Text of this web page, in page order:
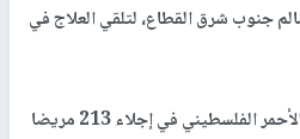
جنوب شرق القطاع، لتلقي العلاج في
وشاركت طواقم جمعية الهلال الأحمر الفلسطيني في إجلاء 213 مريضا